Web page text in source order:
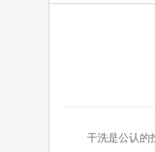
干洗是公认的投